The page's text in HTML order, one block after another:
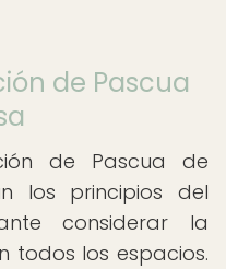
de Pascua
de Pascua de
los principios del
considerar la
todos los espacios.